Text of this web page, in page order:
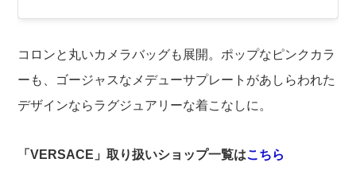
コロンと丸いカメラバッグも展開。ポップなピンクカラ
ーも、ゴージャスなメデューサプレートがあしらわれた
デザインならラグジュアリーな着こなしに。
「VERSACE 」取り扱いショップ一覧はこちら